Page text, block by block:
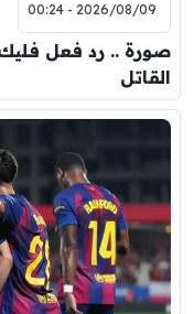
2026/08/09 - 00:24
صورة .. رد فعل
القاتل